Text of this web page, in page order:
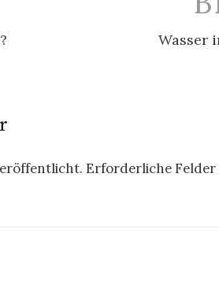
Wasser
Erforderliche Felder